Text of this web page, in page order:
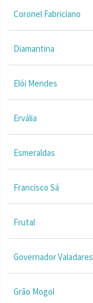
Coronel Fabriciano
Diamantina
Elói Mendes
Ervália
Esmeraldas
Francisco Sá
Frutal
Governador Valadares
Grão Mogol